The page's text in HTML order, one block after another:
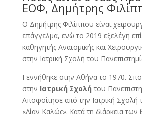
ΕΟΦ, Δημήτρης
Ο Δημήτρης Φιλίππου είναι
επάγγελμα, ενώ το 2019 εξελέγη
καθηγητής Ανατομικής και
στην Ιατρική Σχολή του
Γεννήθηκε στην Αθήνα το 1970.
στην Ιατρική Σχολή του
Αποφοίτησε από την Ιατρική Σχολή
«Λίαν Καλώς». Κατά τη διάρκεια των